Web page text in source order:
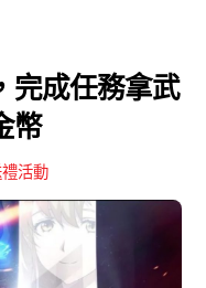
完成任務拿武
幣
活動